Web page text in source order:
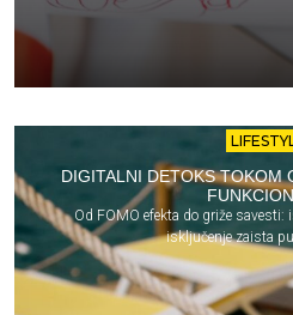
DIGITALNI DETOKS TOKOM
Od FOMO efekta do griže
isključenje zaista